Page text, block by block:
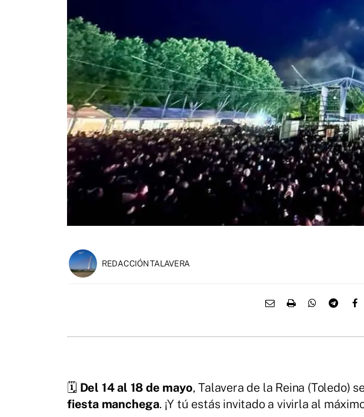
REDACCIÓN TALAVERA
🗓️ Del 14 al 18 de mayo, Talavera de la Reina (Toledo)
fiesta manchega. ¡Y tú estás invitado a vivirla al